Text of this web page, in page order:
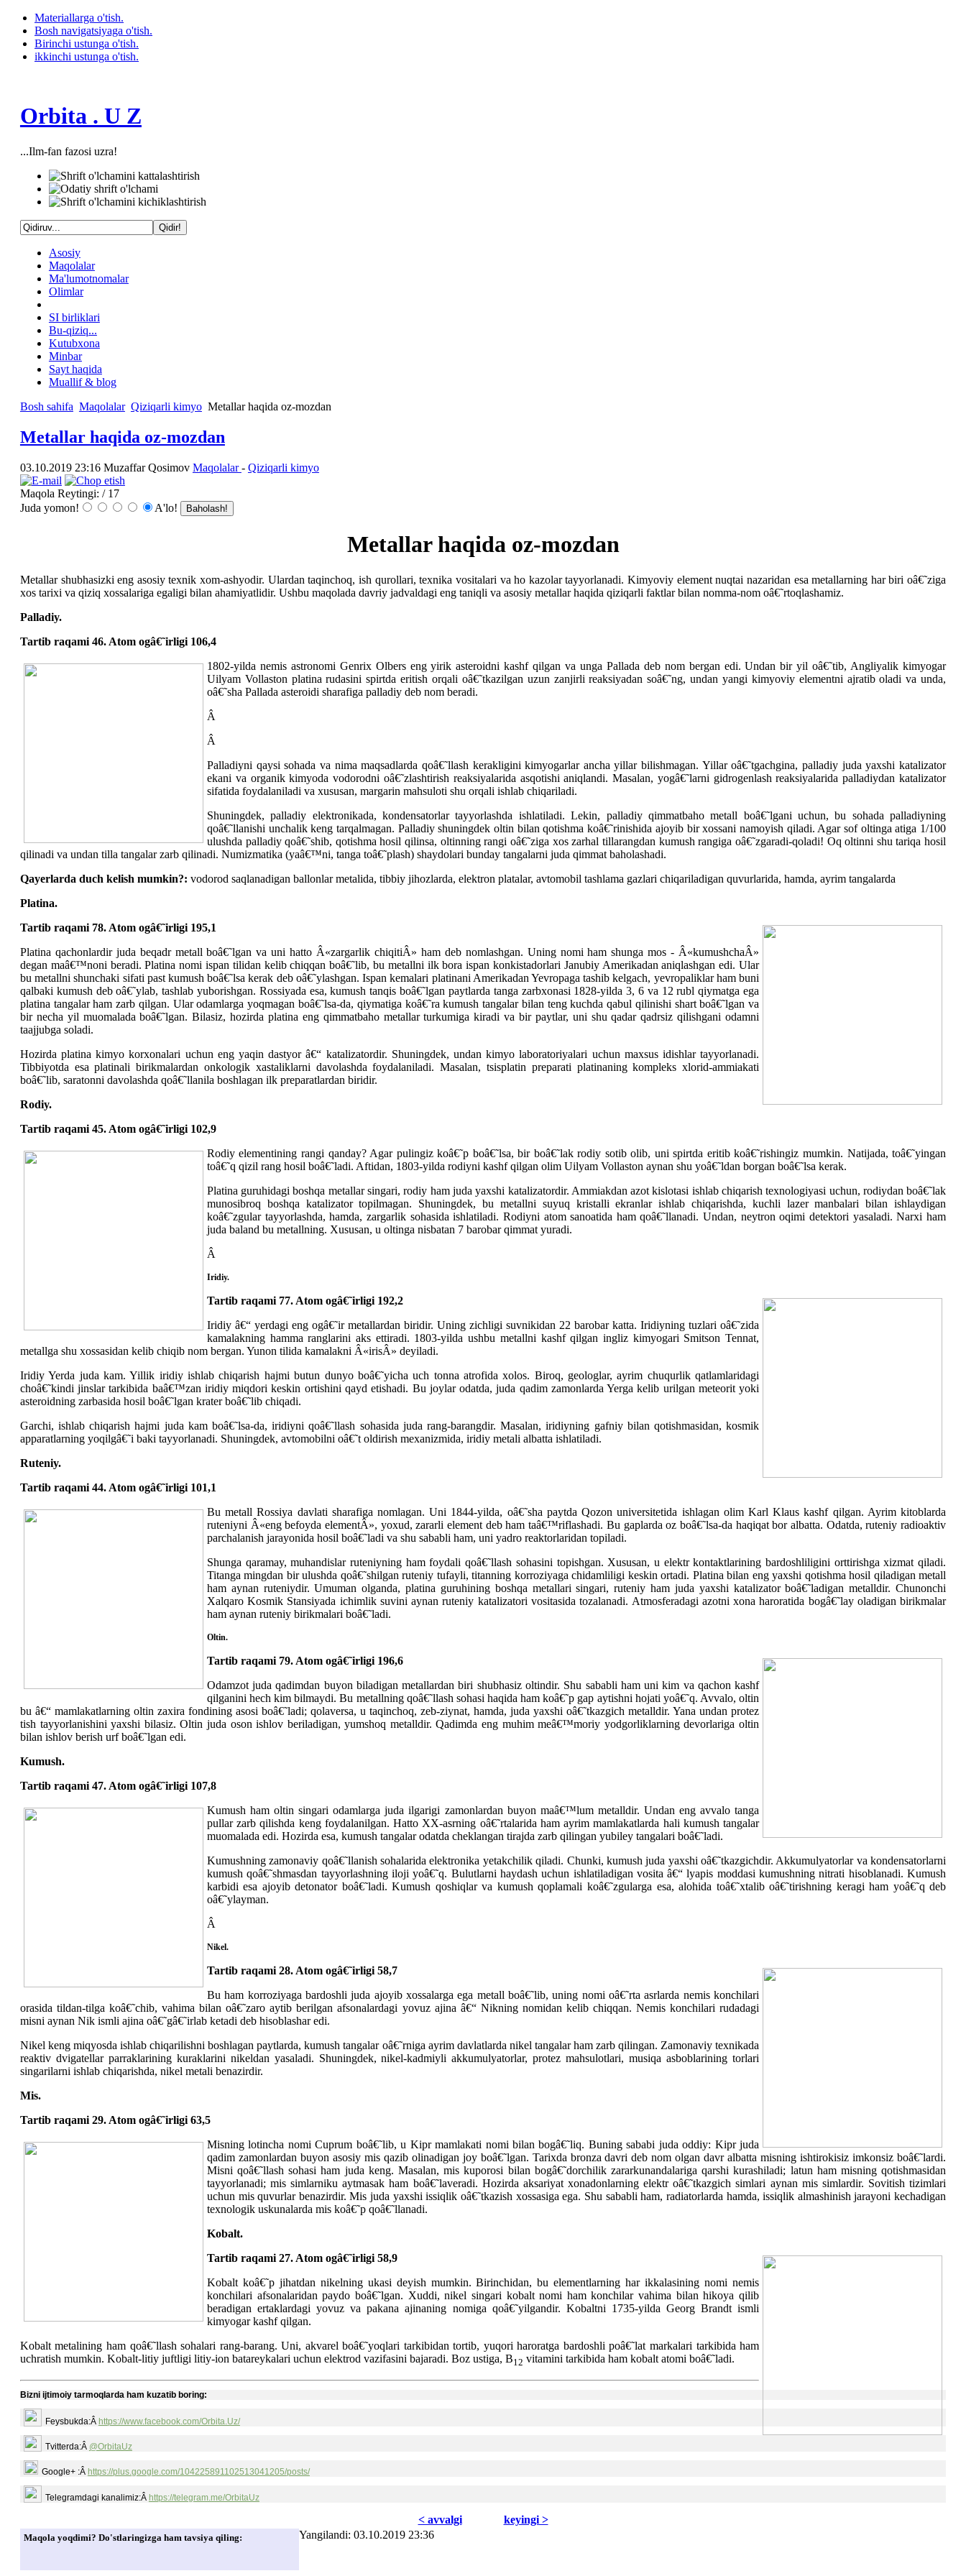
Materiallarga o'tish.
Bosh navigatsiyaga o'tish.
Birinchi ustunga o'tish.
ikkinchi ustunga o'tish.
Orbita . U Z
...Ilm-fan fazosi uzra!
Asosiy
Maqolalar
Ma'lumotnomalar
Olimlar
SI birliklari
Bu-qiziq...
Kutubxona
Minbar
Sayt haqida
Muallif & blog
Bosh sahifa Maqolalar Qiziqarli kimyo Metallar haqida oz-mozdan
Metallar haqida oz-mozdan
03.10.2019 23:16 Muzaffar Qosimov Maqolalar- Qiziqarli kimyo
Maqola Reytingi: / 17
Juda yomon!
A'lo!
Metallar haqida oz-mozdan
Metallar shubhasizki eng asosiy texnik xom-ashyodir. Ulardan taqinchoq, ish qurollari, texnika vositalari va ho kazolar tayyorlanadi. Kimyoviy element nuqtai nazaridan esa metallarning har biri oâ€˜ziga
xos tarixi va qiziq xossalariga egaligi bilan ahamiyatlidir. Ushbu maqolada davriy jadvaldagi eng taniqli va asosiy metallar haqida qiziqarli faktlar bilan nomma-nom oâ€˜rtoqlashamiz.
Palladiy.
Tartib raqami 46. Atom ogâ€˜irligi 106,4
1802-yilda nemis astronomi Genrix Olbers eng yirik asteroidni kashf qilgan va unga Pallada deb nom bergan edi. Undan bir yil oâ€˜tib, Angliyalik kimyogar
Uilyam Vollaston platina rudasini spirtda eritish orqali oâ€˜tkazilgan uzun zanjirli reaksiyadan soâ€˜ng, undan yangi kimyoviy elementni ajratib oladi va unda,
oâ€˜sha Pallada asteroidi sharafiga palladiy deb nom beradi.
Â
Â
Palladiyni qaysi sohada va nima maqsadlarda qoâ€˜llash kerakligini kimyogarlar ancha yillar bilishmagan. Yillar oâ€˜tgachgina, palladiy juda yaxshi katalizator
ekani va organik kimyoda vodorodni oâ€˜zlashtirish reaksiyalarida asqotishi aniqlandi. Masalan, yogâ€˜larni gidrogenlash reaksiyalarida palladiydan katalizator
sifatida foydalaniladi va xususan, margarin mahsuloti shu orqali ishlab chiqariladi.
Shuningdek, palladiy elektronikada, kondensatorlar tayyorlashda ishlatiladi. Lekin, palladiy qimmatbaho metall boâ€˜lgani uchun, bu sohada palladiyning
qoâ€˜llanishi unchalik keng tarqalmagan. Palladiy shuningdek oltin bilan qotishma koâ€˜rinishida ajoyib bir xossani namoyish qiladi. Agar sof oltinga atiga 1/100
ulushda palladiy qoâ€˜shib, qotishma hosil qilinsa, oltinning rangi oâ€˜ziga xos zarhal tillarangdan kumush rangiga oâ€˜zgaradi-qoladi! Oq oltinni shu tariqa hosil
qilinadi va undan tilla tangalar zarb qilinadi. Numizmatika (yaâ€™ni, tanga toâ€˜plash) shaydolari bunday tangalarni juda qimmat baholashadi.
Qayerlarda duch kelish mumkin?: vodorod saqlanadigan ballonlar metalida, tibbiy jihozlarda, elektron platalar, avtomobil tashlama gazlari chiqariladigan quvurlarida, hamda, ayrim tangalarda
Platina.
Tartib raqami 78. Atom ogâ€˜irligi 195,1
Platina qachonlardir juda beqadr metall boâ€˜lgan va uni hatto Â«zargarlik chiqitiÂ» ham deb nomlashgan. Uning nomi ham shunga mos - Â«kumushchaÂ»
degan maâ€™noni beradi. Platina nomi ispan tilidan kelib chiqqan boâ€˜lib, bu metallni ilk bora ispan konkistadorlari Janubiy Amerikadan aniqlashgan edi. Ular
bu metallni shunchaki sifati past kumush boâ€˜lsa kerak deb oâ€˜ylashgan. Ispan kemalari platinani Amerikadan Yevropaga tashib kelgach, yevropaliklar ham buni
qalbaki kumush deb oâ€˜ylab, tashlab yuborishgan. Rossiyada esa, kumush tanqis boâ€˜lgan paytlarda tanga zarbxonasi 1828-yilda 3, 6 va 12 rubl qiymatga ega
platina tangalar ham zarb qilgan. Ular odamlarga yoqmagan boâ€˜lsa-da, qiymatiga koâ€˜ra kumush tangalar bilan teng kuchda qabul qilinishi shart boâ€˜lgan va
bir necha yil muomalada boâ€˜lgan. Bilasiz, hozirda platina eng qimmatbaho metallar turkumiga kiradi va bir paytlar, uni shu qadar qadrsiz qilishgani odamni
taajjubga soladi.
Hozirda platina kimyo korxonalari uchun eng yaqin dastyor â€“ katalizatordir. Shuningdek, undan kimyo laboratoriyalari uchun maxsus idishlar tayyorlanadi.
Tibbiyotda esa platinali birikmalardan onkologik xastaliklarni davolashda foydalaniladi. Masalan, tsisplatin preparati platinaning kompleks xlorid-ammiakati
boâ€˜lib, saratonni davolashda qoâ€˜llanila boshlagan ilk preparatlardan biridir.
Rodiy.
Tartib raqami 45. Atom ogâ€˜irligi 102,9
Rodiy elementining rangi qanday? Agar pulingiz koâ€˜p boâ€˜lsa, bir boâ€˜lak rodiy sotib olib, uni spirtda eritib koâ€˜rishingiz mumkin. Natijada, toâ€˜yingan
toâ€˜q qizil rang hosil boâ€˜ladi. Aftidan, 1803-yilda rodiyni kashf qilgan olim Uilyam Vollaston aynan shu yoâ€˜ldan borgan boâ€˜lsa kerak.
Platina guruhidagi boshqa metallar singari, rodiy ham juda yaxshi katalizatordir. Ammiakdan azot kislotasi ishlab chiqarish texnologiyasi uchun, rodiydan boâ€˜lak
munosibroq boshqa katalizator topilmagan. Shuningdek, bu metallni suyuq kristalli ekranlar ishlab chiqarishda, kuchli lazer manbalari bilan ishlaydigan
koâ€˜zgular tayyorlashda, hamda, zargarlik sohasida ishlatiladi. Rodiyni atom sanoatida ham qoâ€˜llanadi. Undan, neytron oqimi detektori yasaladi. Narxi ham
juda baland bu metallning. Xususan, u oltinga nisbatan 7 barobar qimmat yuradi.
Â
Iridiy.
Tartib raqami 77. Atom ogâ€˜irligi 192,2
Iridiy â€“ yerdagi eng ogâ€˜ir metallardan biridir. Uning zichligi suvnikidan 22 barobar katta. Iridiyning tuzlari oâ€˜zida
kamalakning hamma ranglarini aks ettiradi. 1803-yilda ushbu metallni kashf qilgan ingliz kimyogari Smitson Tennat,
metallga shu xossasidan kelib chiqib nom bergan. Yunon tilida kamalakni Â«irisÂ» deyiladi.
Iridiy Yerda juda kam. Yillik iridiy ishlab chiqarish hajmi butun dunyo boâ€˜yicha uch tonna atrofida xolos. Biroq, geologlar, ayrim chuqurlik qatlamlaridagi
choâ€˜kindi jinslar tarkibida baâ€™zan iridiy miqdori keskin ortishini qayd etishadi. Bu joylar odatda, juda qadim zamonlarda Yerga kelib urilgan meteorit yoki
asteroidning zarbasida hosil boâ€˜lgan krater boâ€˜lib chiqadi.
Garchi, ishlab chiqarish hajmi juda kam boâ€˜lsa-da, iridiyni qoâ€˜llash sohasida juda rang-barangdir. Masalan, iridiyning gafniy bilan qotishmasidan, kosmik
apparatlarning yoqilgâ€˜i baki tayyorlanadi. Shuningdek, avtomobilni oâ€˜t oldirish mexanizmida, iridiy metali albatta ishlatiladi.
Ruteniy.
Tartib raqami 44. Atom ogâ€˜irligi 101,1
Bu metall Rossiya davlati sharafiga nomlagan. Uni 1844-yilda, oâ€˜sha paytda Qozon universitetida ishlagan olim Karl Klaus kashf qilgan. Ayrim kitoblarda
ruteniyni Â«eng befoyda elementÂ», yoxud, zararli element deb ham taâ€™riflashadi. Bu gaplarda oz boâ€˜lsa-da haqiqat bor albatta. Odatda, ruteniy radioaktiv
parchalanish jarayonida hosil boâ€˜ladi va shu sababli ham, uni yadro reaktorlaridan topiladi.
Shunga qaramay, muhandislar ruteniyning ham foydali qoâ€˜llash sohasini topishgan. Xususan, u elektr kontaktlarining bardoshliligini orttirishga xizmat qiladi.
Titanga mingdan bir ulushda qoâ€˜shilgan ruteniy tufayli, titanning korroziyaga chidamliligi keskin ortadi. Platina bilan eng yaxshi qotishma hosil qiladigan metall
ham aynan ruteniydir. Umuman olganda, platina guruhining boshqa metallari singari, ruteniy ham juda yaxshi katalizator boâ€˜ladigan metalldir. Chunonchi
Xalqaro Kosmik Stansiyada ichimlik suvini aynan ruteniy katalizatori vositasida tozalanadi. Atmosferadagi azotni xona haroratida bogâ€˜lay oladigan birikmalar
ham aynan ruteniy birikmalari boâ€˜ladi.
Oltin.
Tartib raqami 79. Atom ogâ€˜irligi 196,6
Odamzot juda qadimdan buyon biladigan metallardan biri shubhasiz oltindir. Shu sababli ham uni kim va qachon kashf
qilganini hech kim bilmaydi. Bu metallning qoâ€˜llash sohasi haqida ham koâ€˜p gap aytishni hojati yoâ€˜q. Avvalo, oltin
bu â€“ mamlakatlarning oltin zaxira fondining asosi boâ€˜ladi; qolaversa, u taqinchoq, zeb-ziynat, hamda, juda yaxshi oâ€˜tkazgich metalldir. Yana undan protez
tish tayyorlanishini yaxshi bilasiz. Oltin juda oson ishlov beriladigan, yumshoq metalldir. Qadimda eng muhim meâ€™moriy yodgorliklarning devorlariga oltin
bilan ishlov berish urf boâ€˜lgan edi.
Kumush.
Tartib raqami 47. Atom ogâ€˜irligi 107,8
Kumush ham oltin singari odamlarga juda ilgarigi zamonlardan buyon maâ€™lum metalldir. Undan eng avvalo tanga
pullar zarb qilishda keng foydalanilgan. Hatto XX-asrning oâ€˜rtalarida ham ayrim mamlakatlarda hali kumush tangalar
muomalada edi. Hozirda esa, kumush tangalar odatda cheklangan tirajda zarb qilingan yubiley tangalari boâ€˜ladi.
Kumushning zamonaviy qoâ€˜llanish sohalarida elektronika yetakchilik qiladi. Chunki, kumush juda yaxshi oâ€˜tkazgichdir. Akkumulyatorlar va kondensatorlarni
kumush qoâ€˜shmasdan tayyorlashning iloji yoâ€˜q. Bulutlarni haydash uchun ishlatiladigan vosita â€“ lyapis moddasi kumushning nitrati hisoblanadi. Kumush
karbidi esa ajoyib detonator boâ€˜ladi. Kumush qoshiqlar va kumush qoplamali koâ€˜zgularga esa, alohida toâ€˜xtalib oâ€˜tirishning keragi ham yoâ€˜q deb
oâ€˜ylayman.
Â
Nikel.
Tartib raqami 28. Atom ogâ€˜irligi 58,7
Bu ham korroziyaga bardoshli juda ajoyib xossalarga ega metall boâ€˜lib, uning nomi oâ€˜rta asrlarda nemis konchilari
orasida tildan-tilga koâ€˜chib, vahima bilan oâ€˜zaro aytib berilgan afsonalardagi yovuz ajina â€“ Nikning nomidan kelib chiqqan. Nemis konchilari rudadagi
misni aynan Nik ismli ajina oâ€˜gâ€˜irlab ketadi deb hisoblashar edi.
Nikel keng miqyosda ishlab chiqarilishni boshlagan paytlarda, kumush tangalar oâ€˜rniga ayrim davlatlarda nikel tangalar ham zarb qilingan. Zamonaviy texnikada
reaktiv dvigatellar parraklarining kuraklarini nikeldan yasaladi. Shuningdek, nikel-kadmiyli akkumulyatorlar, protez mahsulotlari, musiqa asboblarining torlari
singarilarni ishlab chiqarishda, nikel metali benazirdir.
Mis.
Tartib raqami 29. Atom ogâ€˜irligi 63,5
Misning lotincha nomi Cuprum boâ€˜lib, u Kipr mamlakati nomi bilan bogâ€˜liq. Buning sababi juda oddiy: Kipr juda
qadim zamonlardan buyon asosiy mis qazib olinadigan joy boâ€˜lgan. Tarixda bronza davri deb nom olgan davr albatta misning ishtirokisiz imkonsiz boâ€˜lardi.
Misni qoâ€˜llash sohasi ham juda keng. Masalan, mis kuporosi bilan bogâ€˜dorchilik zararkunandalariga qarshi kurashiladi; latun ham misning qotishmasidan
tayyorlanadi; mis simlarniku aytmasak ham boâ€˜laveradi. Hozirda aksariyat xonadonlarning elektr oâ€˜tkazgich simlari aynan mis simlardir. Sovitish tizimlari
uchun mis quvurlar benazirdir. Mis juda yaxshi issiqlik oâ€˜tkazish xossasiga ega. Shu sababli ham, radiatorlarda hamda, issiqlik almashinish jarayoni kechadigan
texnologik uskunalarda mis koâ€˜p qoâ€˜llanadi.
Kobalt.
Tartib raqami 27. Atom ogâ€˜irligi 58,9
Kobalt koâ€˜p jihatdan nikelning ukasi deyish mumkin. Birinchidan, bu elementlarning har ikkalasining nomi nemis
konchilari afsonalaridan paydo boâ€˜lgan. Xuddi, nikel singari kobalt nomi ham konchilar vahima bilan hikoya qilib
beradigan ertaklardagi yovuz va pakana ajinaning nomiga qoâ€˜yilgandir. Kobaltni 1735-yilda Georg Brandt ismli
kimyogar kashf qilgan.
Kobalt metalining ham qoâ€˜llash sohalari rang-barang. Uni, akvarel boâ€˜yoqlari tarkibidan tortib, yuqori haroratga bardoshli poâ€˜lat markalari tarkibida ham
uchratish mumkin. Kobalt-litiy juftligi litiy-ion batareykalari uchun elektrod vazifasini bajaradi. Boz ustiga, B12 vitamini tarkibida ham kobalt atomi boâ€˜ladi.
Bizni ijtimoiy tarmoqlarda ham kuzatib boring:
Feysbukda:Â https://www.facebook.com/Orbita.Uz/
Tvitterda:Â @OrbitaUz
Google+ :Â https://plus.google.com/104225891102513041205/posts/
Telegramdagi kanalimiz:Â https://telegram.me/OrbitaUz
< avvаlgi
kеyingi >
Yangilаndi: 03.10.2019 23:36
Maqola yoqdimi? Do'stlaringizga ham tavsiya qiling: